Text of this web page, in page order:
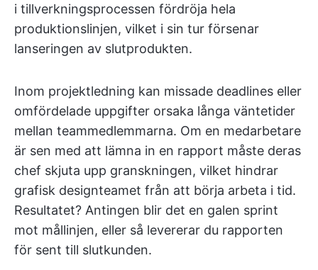
i tillverkningsprocessen fördröja hela
produktionslinjen, vilket i sin tur försenar
lanseringen av slutprodukten.
Inom projektledning kan missade deadlines eller
omfördelade uppgifter orsaka långa väntetider
mellan teammedlemmarna. Om en medarbetare
är sen med att lämna in en rapport måste deras
chef skjuta upp granskningen, vilket hindrar
grafisk designteamet från att börja arbeta i tid.
Resultatet? Antingen blir det en galen sprint
mot mållinjen, eller så levererar du rapporten
för sent till slutkunden.